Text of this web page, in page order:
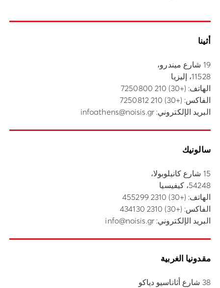
أثينا
19 شارع ميندرو،
11528، إليزيا
الهاتف: (+30) 210 7250800
الفاكس: (+30) 210 7250812
البريد الإلكتروني:infoathens@noisis.gr
سالونيك
15 شارع كانيلوبولا،
54248، كيفيسيا
الهاتف: (+30) 2310 455299
الفاكس: (+30) 2310 434130
البريد الإلكتروني:info@noisis.gr
مقدونيا الغربية
38 شارع أثاناسيو دياكو